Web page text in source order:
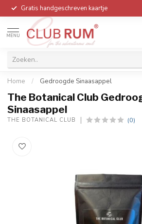
Gratis handgeschreven kaartje
MENU
Home / Gedroogde Sinaasappel
The Botanical Club
Sinaasappel
THE BOTANICAL CLUB (0)